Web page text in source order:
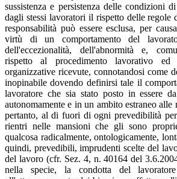
sussistenza e persistenza delle condizioni
dagli stessi lavoratori il rispetto delle regole
responsabilità può essere esclusa, per
virtù di un comportamento del
dell'eccezionalità, dell'abnormità e,
rispetto al procedimento lavorativo ed
organizzative ricevute, connotandosi come
inopinabile dovendo definirsi tale il
lavoratore che sia stato posto in essere
autonomamente e in un ambito estraneo
pertanto, al di fuori di ogni prevedibilità
rientri nelle mansioni che gli sono
qualcosa radicalmente, ontologicamente,
quindi, prevedibili, imprudenti scelte del
del lavoro (cfr. Sez. 4, n. 40164 del
nella specie, la condotta del